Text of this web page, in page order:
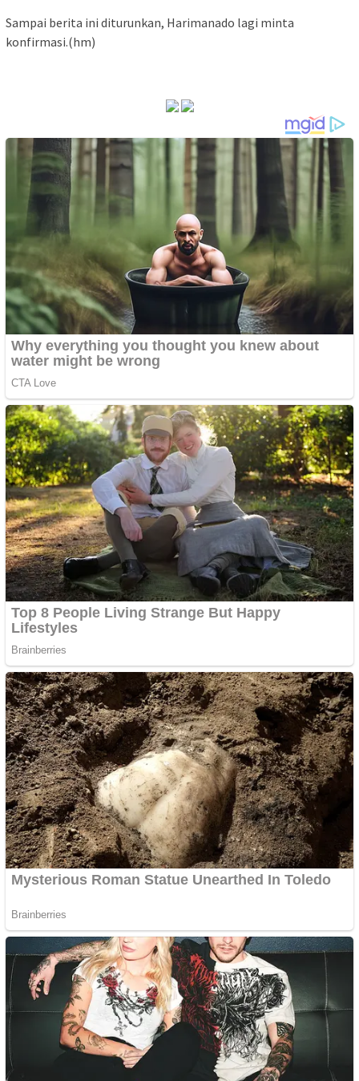
Sampai berita ini diturunkan, Harimanado lagi minta
konfirmasi.(hm)